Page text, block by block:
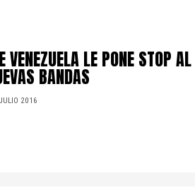
VENEZUELA LE PONE STOP AL
BANDAS
2016